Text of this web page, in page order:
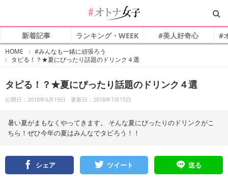
新着記事 ランキング・WEEK #美人好奇心 #
HOME
オ
ト
子
#みんなも一緒に頑張ろう
タピる！？★夏にぴったり話題のドリンク４選
タピる！？★夏にぴったり話題のドリンク４選
公開日：2018年6月19日 更新日：2018年7月15日
暑い夏がまもなくやってきます。 そんな夏にぴったりのドリンクがこ
ちら！ぜひ今年の夏はみんなでタピろう！！
シェア ツイート 送る